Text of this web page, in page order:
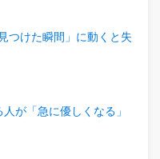
つけた瞬間」に動くと失
が「急に優しくなる」